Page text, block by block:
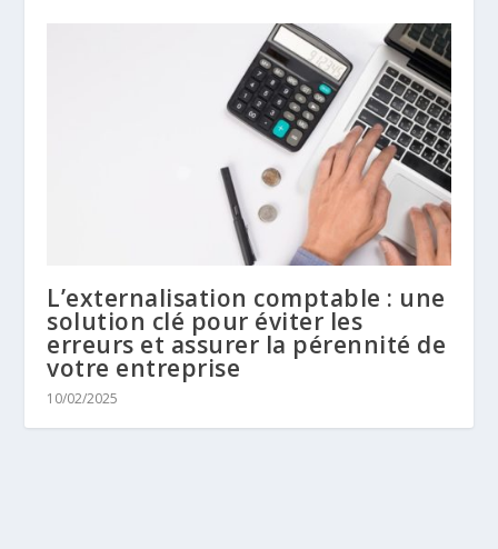
L’externalisation comptable : une
solution clé pour éviter les
erreurs et assurer la pérennité de
votre entreprise
10/02/2025